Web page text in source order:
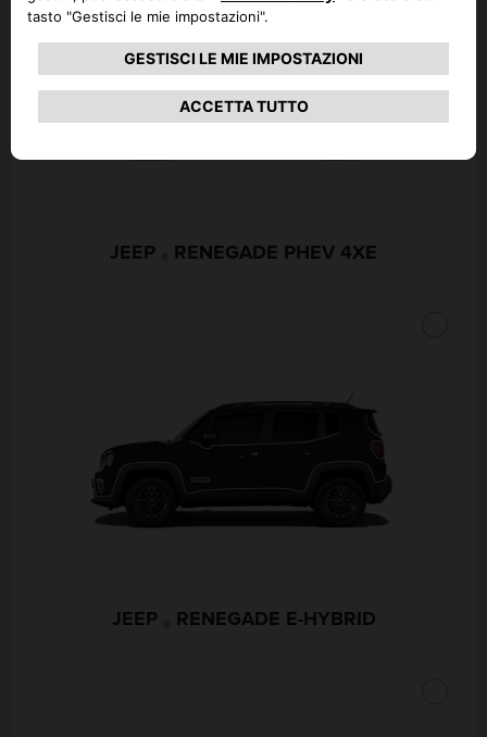
JEEP RENEGADE PHEV 4XE
JEEP RENEGADE E-HYBRID